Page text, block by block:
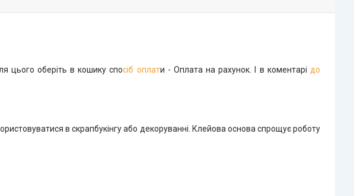
оберіть в кошику спосіб оплати - Оплата на рахунок. І в коментарі до
в скрапбукінгу або декоруванні. Клейова основа спрощує роботу